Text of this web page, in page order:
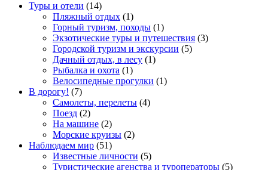
Туры и отели (14)
Пляжный отдых (1)
Горный туризм, походы (1)
Экзотические туры и путешествия (3)
Городской туризм и экскурсии (5)
Дачный отдых, в лесу (1)
Рыбалка и охота (1)
Велосипедные прогулки (1)
В дорогу! (7)
Самолеты, перелеты (4)
Поезд (2)
На машине (2)
Морские круизы (2)
Наблюдаем мир (51)
Известные личности (5)
Туристические агенства и туроператоры (5)